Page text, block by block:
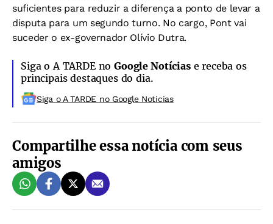
suficientes para reduzir a diferença a ponto de levar a
disputa para um segundo turno. No cargo, Pont vai
suceder o ex-governador Olívio Dutra.
Siga o A TARDE noGoogle Notíciase receba os
principais destaques do dia.
Siga o A TARDE no Google Noticias
Compartilhe essa notícia com seus
amigos